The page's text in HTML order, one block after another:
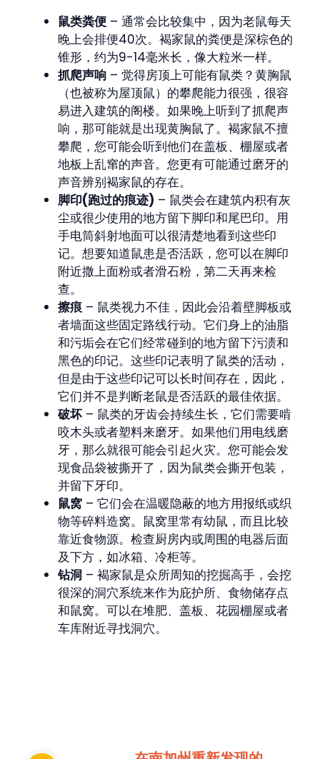
鼠类粪便 – 通常会比较集中，因为老鼠每天
晚上会排便40次。褐家鼠的粪便是深棕色的
锥形，约为9-14毫米长，像大粒米一样。
抓爬声响 – 觉得房顶上可能有鼠类？黄胸鼠
（也被称为屋顶鼠）的攀爬能力很强，很容
易进入建筑的阁楼。如果晚上听到了抓爬声
响，那可能就是出现黄胸鼠了。褐家鼠不擅
攀爬，您可能会听到他们在盖板、棚屋或者
地板上乱窜的声音。您更有可能通过磨牙的
声音辨别褐家鼠的存在。
脚印(跑过的痕迹) – 鼠类会在建筑内积有灰
尘或很少使用的地方留下脚印和尾巴印。用
手电筒斜射地面可以很清楚地看到这些印
记。想要知道鼠患是否活跃，您可以在脚印
附近撒上面粉或者滑石粉，第二天再来检
查。
擦痕 – 鼠类视力不佳，因此会沿着壁脚板或
者墙面这些固定路线行动。它们身上的油脂
和污垢会在它们经常碰到的地方留下污渍和
黑色的印记。这些印记表明了鼠类的活动，
但是由于这些印记可以长时间存在，因此，
它们并不是判断老鼠是否活跃的最佳依据。
破坏 – 鼠类的牙齿会持续生长，它们需要啃
咬木头或者塑料来磨牙。如果他们用电线磨
牙，那么就很可能会引起火灾。您可能会发
现食品袋被撕开了，因为鼠类会撕开包装，
并留下牙印。
鼠窝 – 它们会在温暖隐蔽的地方用报纸或织
物等碎料造窝。鼠窝里常有幼鼠，而且比较
靠近食物源。检查厨房内或周围的电器后面
及下方，如冰箱、冷柜等。
钻洞 – 褐家鼠是众所周知的挖掘高手，会挖
很深的洞穴系统来作为庇护所、食物储存点
和鼠窝。可以在堆肥、盖板、花园棚屋或者
车库附近寻找洞穴。